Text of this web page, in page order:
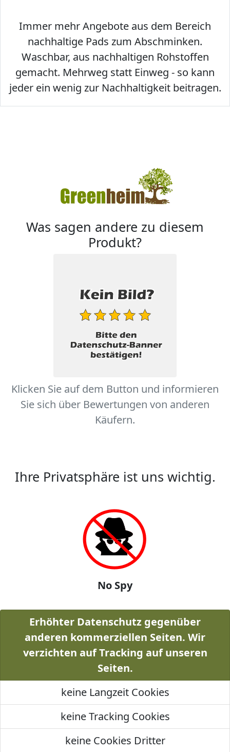
Immer mehr Angebote aus dem Bereich
nachhaltige Pads zum Abschminken.
Waschbar, aus nachhaltigen Rohstoffen
gemacht. Mehrweg statt Einweg - so kann
jeder ein wenig zur Nachhaltigkeit beitragen.
Was sagen andere zu diesem
Produkt?
Klicken Sie auf dem Button und informieren
Sie sich über Bewertungen von anderen
Käufern.
Ihre Privatsphäre ist uns wichtig.
No Spy
Erhöhter Datenschutz gegenüber
anderen kommerziellen Seiten. Wir
verzichten auf Tracking auf unseren
Seiten.
keine Langzeit Cookies
keine Tracking Cookies
keine Cookies Dritter